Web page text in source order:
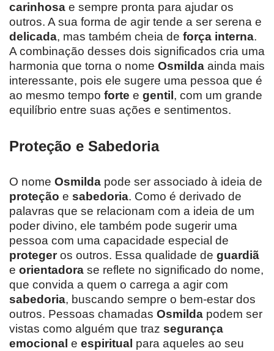
carinhosa e sempre pronta para ajudar os
outros. A sua forma de agir tende a ser serena e
delicada, mas também cheia de força interna.
A combinação desses dois significados cria uma
harmonia que torna o nome Osmilda ainda mais
interessante, pois ele sugere uma pessoa que é
ao mesmo tempo forte e gentil , com um grande
equilíbrio entre suas ações e sentimentos.
Proteção e Sabedoria
O nome Osmilda pode ser associado à ideia de
proteção e sabedoria. Como é derivado de
palavras que se relacionam com a ideia de um
poder divino, ele também pode sugerir uma
pessoa com uma capacidade especial de
protegeros outros. Essa qualidade de guardiã
e orientadora se reflete no significado do nome,
que convida a quem o carrega a agir com
sabedoria, buscando sempre o bem-estar dos
outros. Pessoas chamadas Osmilda podem ser
vistas como alguém que traz segurança
emocional e espiritual para aqueles ao seu